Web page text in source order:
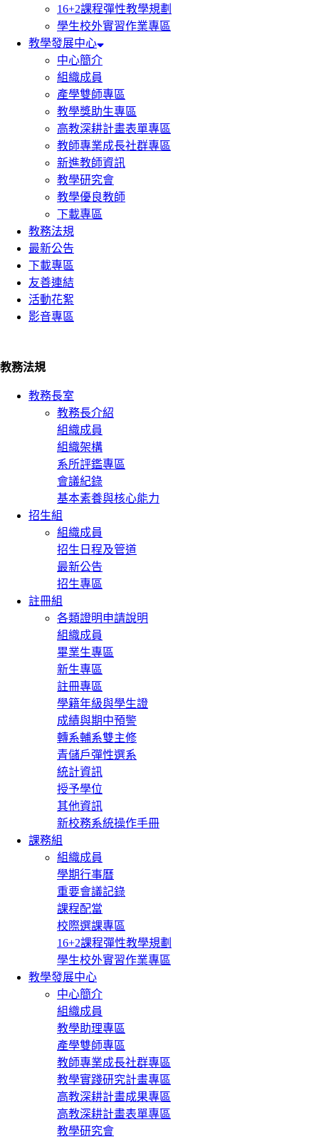
16+2課程彈性教學規劃
學生校外實習作業專區
教學發展中心
中心簡介
組織成員
產學雙師專區
教學獎助生專區
高教深耕計畫表單專區
教師專業成長社群專區
新進教師資訊
教學研究會
教學優良教師
下載專區
教務法規
最新公告
下載專區
友善連結
活動花絮
影音專區
教務法規
教務長室
教務長介紹
組織成員
組織架構
系所評鑑專區
會議紀錄
基本素養與核心能力
招生組
組織成員
招生日程及管道
最新公告
招生專區
註冊組
各類證明申請說明
組織成員
畢業生專區
新生專區
註冊專區
學籍年級與學生證
成績與期中預警
轉系輔系雙主修
青儲戶彈性選系
統計資訊
授予學位
其他資訊
新校務系統操作手冊
課務組
組織成員
學期行事曆
重要會議記錄
課程配當
校際選課專區
16+2課程彈性教學規劃
學生校外實習作業專區
教學發展中心
中心簡介
組織成員
教學助理專區
產學雙師專區
教師專業成長社群專區
教學實踐研究計畫專區
高教深耕計畫成果專區
高教深耕計畫表單專區
教學研究會